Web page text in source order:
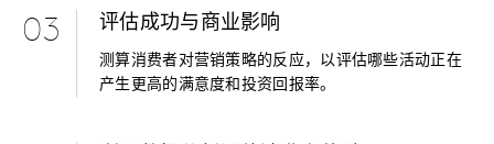
03 评估成功与商业影响
测算消费者对营销策略的反应，以评估哪些活动正在
产生更高的满意度和投资回报率。